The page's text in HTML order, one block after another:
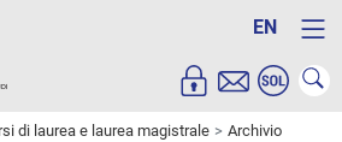
EN
di laurea e laurea magistrale
Archivio